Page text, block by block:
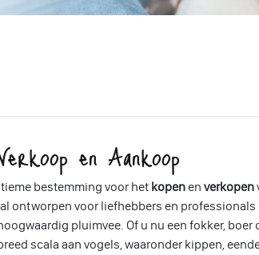
en Aankoop
bestemming voor het kopen enverkopen
ontworpen voor liefhebbers en professionals
pluimvee. Of u nu een fokker, boer
scala aan vogels, waaronder kippen,